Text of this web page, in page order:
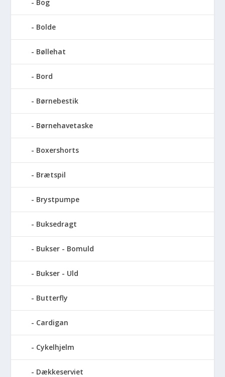
Bog
Bolde
Bøllehat
Bord
Børnebestik
Børnehavetaske
Boxershorts
Brætspil
Brystpumpe
Buksedragt
Bukser - Bomuld
Bukser - Uld
Butterfly
Cardigan
Cykelhjelm
Dækkeserviet